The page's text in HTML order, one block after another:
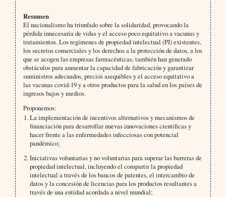
Resumen
El nacionalismo ha triunfado sobre la solidaridad, provocando la
pérdida innecesaria de vidas y el acceso poco equitativo a vacunas y
tratamientos. Los regímenes de propiedad intelectual (PI) existentes,
los secretos comerciales y los derechos a la protección de datos, a los
que se acogen las empresas farmacéuticas, también han generado
obstáculos para aumentar la capacidad de fabricación y garantizar
suministros adecuados, precios asequibles y el acceso equitativo a
las vacunas covid-19 y a otros productos para la salud en los países de
ingresos bajos y medios.
Proponemos:
La implementación de incentivos alternativos y mecanismos de
financiación para desarrollar nuevas innovaciones científicas y
hacer frente a las enfermedades infecciosas con potencial
pandémico;
Iniciativas voluntarias y no voluntarias para superar las barreras de
propiedad intelectual, incluyendo el compartir la propiedad
intelectual a través de los bancos de patentes, el intercambio de
datos y la concesión de licencias para los productos resultantes a
través de una entidad acordada a nivel mundial;